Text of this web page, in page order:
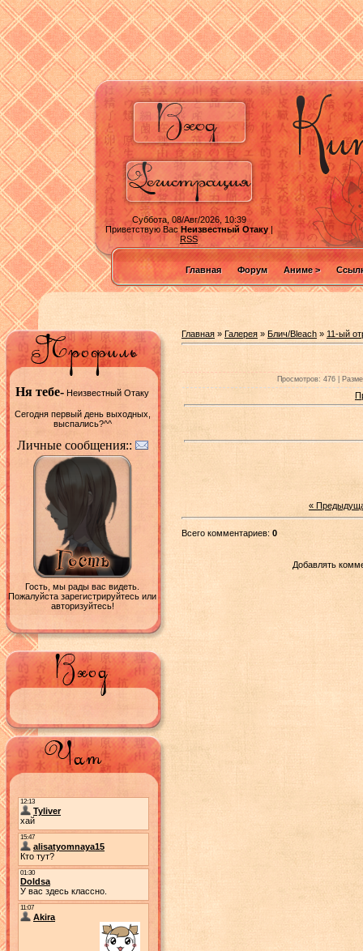
Суббота, 08/Авг/2026, 10:39
Приветствую ВасНеизвестный Отаку|
RSS
Главная Форум Аниме >
Ня тебе- Неизвестный Отаку
Сегодня первый день выходных,
выспались?^^
Личные сообщения::
Гость, мы рады вас видеть.
Пожалуйста зарегистрируйтесь или
авторизуйтесь!
Главная » Галерея » Блич/Bleach » 11-ый
Просмотров: 476 |
«
Всего комментариев: 0
Добавлять